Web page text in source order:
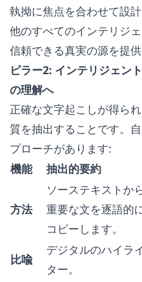
執拗に焦点を合わせて設
他のすべてのインテリジ
信頼できる真実の源を提供
ピラー2: インテリジェン
の理解へ
正確な文字起こしが得ら
質を抽出することです。
プローチがあります:
機能
抽出的要約
方法
ソーステキストか
重要な文を逐語的
コピーします。
比喩
デジタルのハイラ
ター。